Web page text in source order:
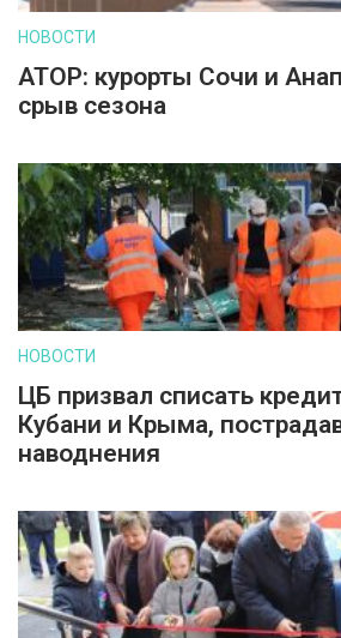
НОВОСТИ
АТОР: курорты Сочи и
срыв сезона
НОВОСТИ
ЦБ призвал списать
Кубани и Крыма,
наводнения